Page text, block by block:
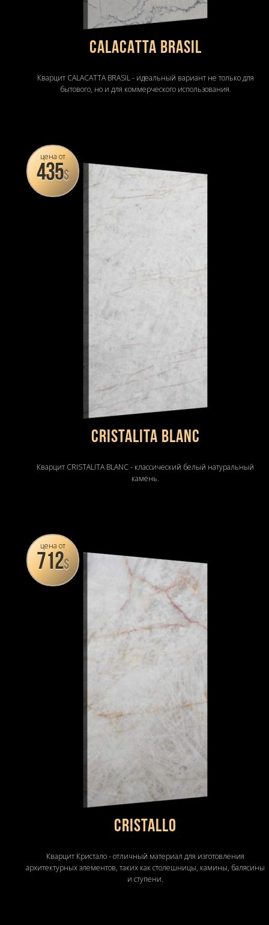
CALACATTA BRASIL
Кварцит CALACATTA BRASIL - идеальный вариант не только для
бытового, но и для коммерческого использования.
цена от
435$
CRISTALITA BLANC
Кварцит CRISTALITA BLANC - классический белый натуральный
камень.
цена от
712$
CRISTALLO
Кварцит Кристало - отличный материал для изготовления
архитектурных элементов, таких как столешницы, камины, балясины
и ступени.